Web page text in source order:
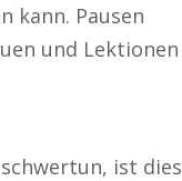
kann. Pausen
und Lektionen
ist dies